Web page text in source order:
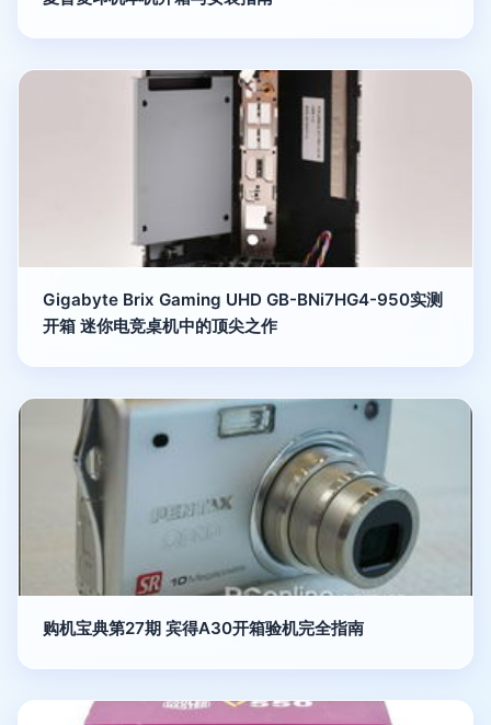
Gigabyte Brix Gaming UHD GB-BNi7HG4-950实测
开箱 迷你电竞桌机中的顶尖之作
购机宝典第27期 宾得A30开箱验机完全指南